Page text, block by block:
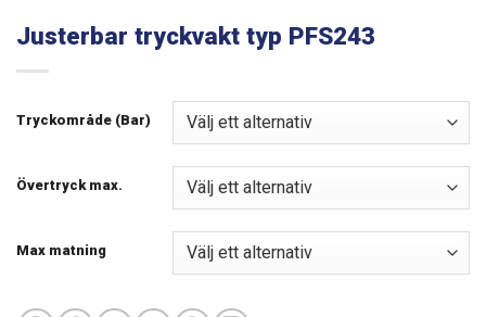
Justerbar tryckvakt typ PFS243
Tryckområde (Bar)
Övertryck max.
Max matning